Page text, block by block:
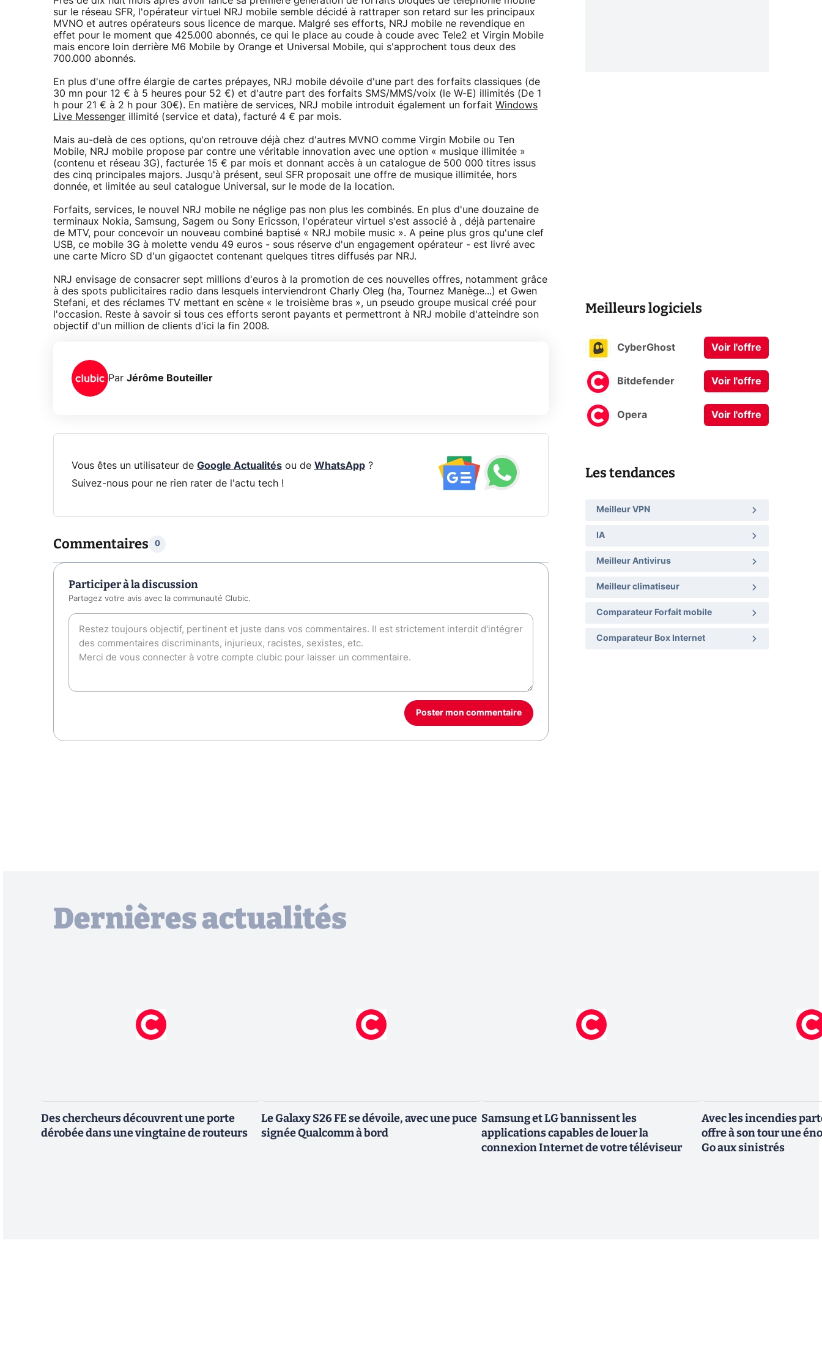
sur le réseau SFR, l'opérateur virtuel NRJ mobile semble décidé à rattraper son retard sur les principaux
MVNO et autres opérateurs sous licence de marque. Malgré ses efforts, NRJ mobile ne revendique en
effet pour le moment que 425.000 abonnés, ce qui le place au coude à coude avec Tele2 et Virgin Mobile
mais encore loin derrière M6 Mobile by Orange et Universal Mobile, qui s'approchent tous deux des
700.000 abonnés.
En plus d'une offre élargie de cartes prépayes, NRJ mobile dévoile d'une part des forfaits classiques (de
30 mn pour 12 € à 5 heures pour 52 €) et d'autre part des forfaits SMS/MMS/voix (le W-E) illimités (De 1
h pour 21 € à 2 h pour 30€). En matière de services, NRJ mobile introduit également un forfait Windows
Live Messenger illimité (service et data), facturé 4 € par mois.
Mais au-delà de ces options, qu'on retrouve déjà chez d'autres MVNO comme Virgin Mobile ou Ten
Mobile, NRJ mobile propose par contre une véritable innovation avec une option « musique illimitée »
(contenu et réseau 3G), facturée 15 € par mois et donnant accès à un catalogue de 500 000 titres issus
des cinq principales majors. Jusqu'à présent, seul SFR proposait une offre de musique illimitée, hors
donnée, et limitée au seul catalogue Universal, sur le mode de la location.
Forfaits, services, le nouvel NRJ mobile ne néglige pas non plus les combinés. En plus d'une douzaine de
terminaux Nokia, Samsung, Sagem ou Sony Ericsson, l'opérateur virtuel s'est associé à , déjà partenaire
de MTV, pour concevoir un nouveau combiné baptisé « NRJ mobile music ». A peine plus gros qu'une clef
USB, ce mobile 3G à molette vendu 49 euros - sous réserve d'un engagement opérateur - est livré avec
une carte Micro SD d'un gigaoctet contenant quelques titres diffusés par NRJ.
NRJ envisage de consacrer sept millions d'euros à la promotion de ces nouvelles offres, notamment grâce
à des spots publicitaires radio dans lesquels interviendront Charly Oleg (ha, Tournez Manège...) et Gwen
Stefani, et des réclames TV mettant en scène « le troisième bras », un pseudo groupe musical créé pour
l'occasion. Reste à savoir si tous ces efforts seront payants et permettront à NRJ mobile d'atteindre son
objectif d'un million de clients d'ici la fin 2008.
Par Jérôme Bouteiller
Vous êtes un utilisateur de Google Actualitésou de WhatsApp?
Suivez-nous pour ne rien rater de l'actu tech !
Commentaires 0
Participer à la discussion
Partagez votre avis avec la communauté Clubic.
Poster mon commentaire
Meilleurs logiciels
CyberGhost Voir l'offre
Bitdefender Voir l'offre
Opera Voir l'offre
Les tendances
Meilleur VPN
IA
Meilleur Antivirus
Meilleur climatiseur
Comparateur Forfait mobile
Comparateur Box Internet
Dernières actualités
Des chercheurs découvrent une porte
dérobée dans une vingtaine de routeurs
Le Galaxy S26 FE se dévoile, avec une puce
signée Qualcomm à bord
Samsung et LG bannissent les
applications capables de louer la
connexion Internet de votre téléviseur
Avec les incendies
offre à son tour une
Go aux sinistrés